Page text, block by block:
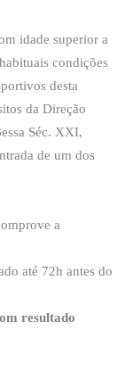
idade superior a
condições
desta
da Direção
Séc. XXI,
de um dos
a
até 72h antes do
resultado